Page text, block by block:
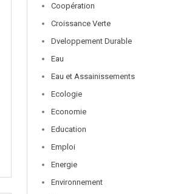
Coopération
Croissance Verte
Dveloppement Durable
Eau
Eau et Assainissements
Ecologie
Economie
Education
Emploi
Energie
Environnement